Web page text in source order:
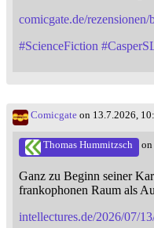
comicgate.de/rezensionen/
#ScienceFiction #
Comicgate on 13.7.2026,
Thomas Hummitzsch on
Ganz zu Beginn seiner
frankophonen Raum als
intellectures.de/2026/07/